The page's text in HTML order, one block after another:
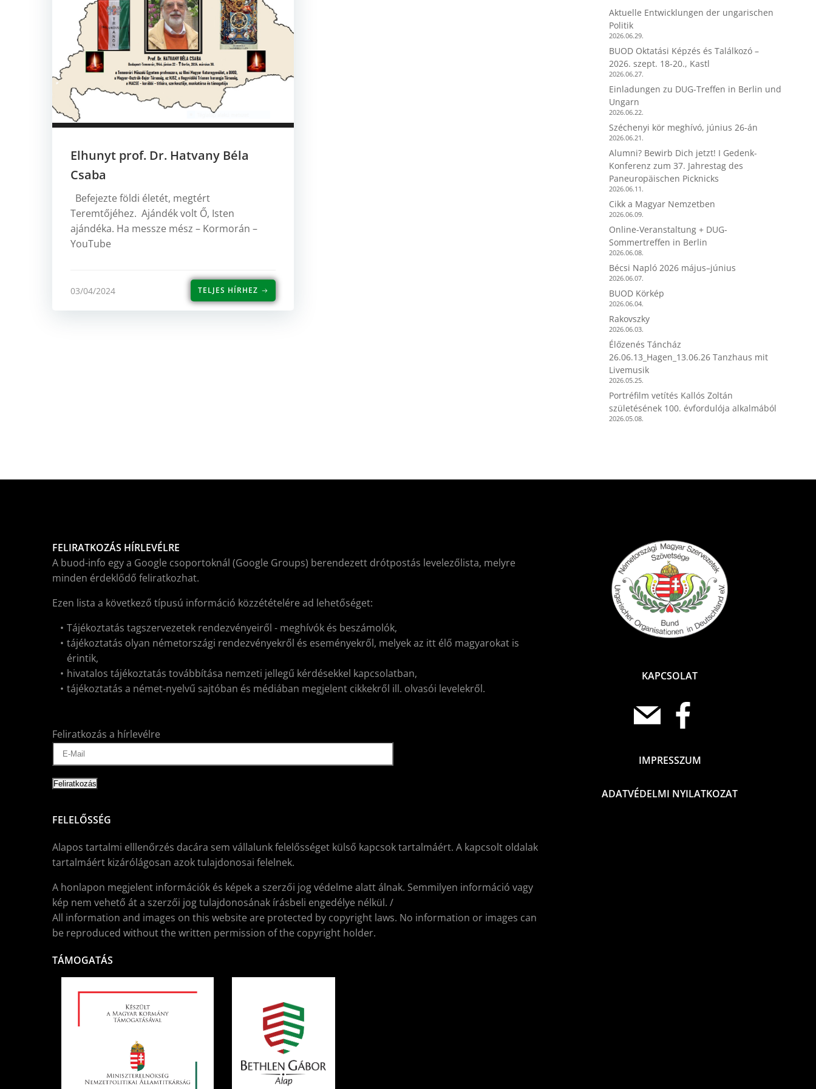
Elhunyt prof. Dr. Hatvany Béla
Csaba
Befejezte földi életét, megtért
Teremtőjéhez. Ajándék volt Ő, Isten
ajándéka. Ha messze mész – Kormorán –
YouTube
03/04/2024 TELJES HÍRHEZ
Aktuelle Entwicklungen der ungarischen
Politik
2026.06.29.
BUOD Oktatási Képzés és Találkozó –
2026. szept. 18-20., Kastl
2026.06.27.
Einladungen zu DUG-Treffen in Berlin und
Ungarn
2026.06.22.
Széchenyi kör meghívó, június 26-án
2026.06.21.
Alumni? Bewirb Dich jetzt! I Gedenk-
Konferenz zum 37. Jahrestag des
Paneuropäischen Picknicks
2026.06.11.
Cikk a Magyar Nemzetben
2026.06.09.
Online-Veranstaltung + DUG-
Sommertreffen in Berlin
2026.06.08.
Bécsi Napló 2026 május–június
2026.06.07.
BUOD Körkép
2026.06.04.
Rakovszky
2026.06.03.
Élőzenés Táncház
26.06.13_Hagen_13.06.26 Tanzhaus mit
Livemusik
2026.05.25.
Portréfilm vetítés Kallós Zoltán
születésének 100. évfordulója alkalmából
2026.05.08.
FELIRATKOZÁS HÍRLEVÉLRE
A buod-info egy a Google csoportoknál (Google Groups) berendezett drótpostás levelezőlista, melyre
minden érdeklődő feliratkozhat.
Ezen lista a következő típusú információ közzétételére ad lehetőséget:
Tájékoztatás tagszervezetek rendezvényeiről - meghívók és beszámolók,
tájékoztatás olyan németországi rendezvényekről és eseményekről, melyek az itt élő magyarokat is
érintik,
hivatalos tájékoztatás továbbítása nemzeti jellegű kérdésekkel kapcsolatban,
tájékoztatás a német-nyelvű sajtóban és médiában megjelent cikkekről ill. olvasói levelekről.
Feliratkozás a hírlevélre
FELELŐSSÉG
Alapos tartalmi elllenőrzés dacára sem vállalunk felelősséget külső kapcsok tartalmáért. A kapcsolt oldalak
tartalmáért kizárólágosan azok tulajdonosai felelnek.
A honlapon megjelent információk és képek a szerzői jog védelme alatt álnak. Semmilyen információ vagy
kép nem vehető át a szerzői jog tulajdonosának írásbeli engedélye nélkül. /
All information and images on this website are protected by copyright laws. No information or images can
be reproduced without the written permission of the copyright holder.
TÁMOGATÁS
KAPCSOLAT
IMPRESSZUM
ADATVÉDELMI NYILATKOZAT